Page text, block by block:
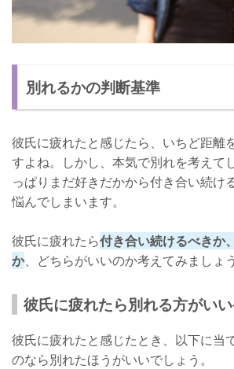
別れるかの判断基準
彼氏に疲れたと感じたら、いちど距離
すよね。しかし、本気で別れを考えて
っぱりまだ好きだかから付き合い続け
悩んでしまいます。
彼氏に疲れたら付き合い続けるべきか
か、どちらがいいのか考えてみましょう
彼氏に疲れたら別れる方がい
彼氏に疲れたと感じたとき、以下に当
のなら別れたほうがいいでしょう。